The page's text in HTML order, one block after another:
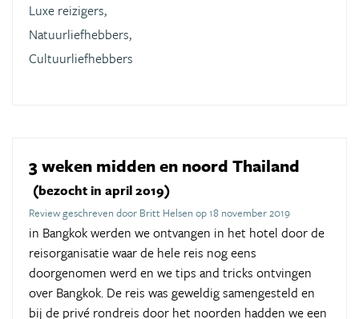
Luxe reizigers,
Natuurliefhebbers,
Cultuurliefhebbers
3 weken midden en noord Thailand
(bezocht in april 2019)
Review geschreven door Britt Helsen op 18 november 2019
in Bangkok werden we ontvangen in het hotel door de
reisorganisatie waar de hele reis nog eens
doorgenomen werd en we tips and tricks ontvingen
over Bangkok. De reis was geweldig samengesteld en
bij de privé rondreis door het noorden hadden we een